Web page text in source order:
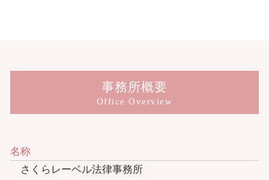
事務所概要
Office Overview
名称
さくらレーベル法律事務所